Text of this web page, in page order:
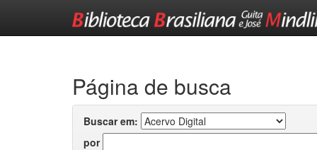
Página de busca
Buscar em:
por